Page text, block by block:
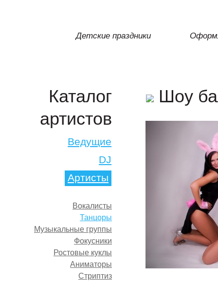
Детские праздники
Шоу
Каталог
артистов
Ведущие
DJ
Артисты
Вокалисты
Танцоры
Музыкальные группы
Фокусники
Ростовые куклы
Аниматоры
Стриптиз